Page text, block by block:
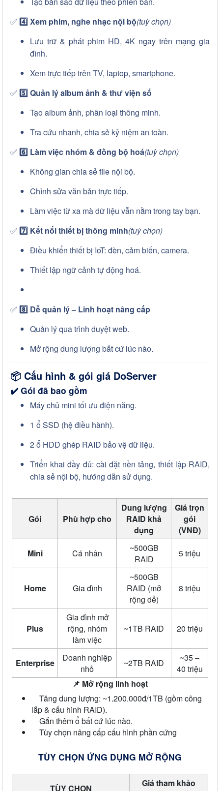
✅ 4️⃣ Xem phim, nghe nhạc nội bộ(tuỳ chọn)
Lưu trữ & phát phim HD, 4K ngay trên mạng gia
đình.
Xem trực tiếp trên TV, laptop, smartphone.
✅ 5️⃣ Quản lý album ảnh & thư viện số
Tạo album ảnh, phân loại thông minh.
Tra cứu nhanh, chia sẻ kỷ niệm an toàn.
✅ 6️⃣ Làm việc nhóm & đồng bộ hoá(tuỳ chọn)
Không gian chia sẻ file nội bộ.
Chỉnh sửa văn bản trực tiếp.
Làm việc từ xa mà dữ liệu vẫn nằm trong tay bạn.
✅ 7️⃣ Kết nối thiết bị thông minh(tuỳ chọn)
Điều khiển thiết bị IoT: đèn, cảm biến, camera.
Thiết lập ngữ cảnh tự động hoá.
✅ 8️⃣ Dễ quản lý – Linh hoạt nâng cấp
Quản lý qua trình duyệt web.
Mở rộng dung lượng bất cứ lúc nào.
📦 Cấu hình & gói giá DoServer
✔️ Gói đã bao gồm
Máy chủ mini tối ưu điện năng.
1 ổ SSD (hệ điều hành).
2 ổ HDD ghép RAID bảo vệ dữ liệu.
Triển khai đầy đủ: cài đặt nền tảng, thiết lập RAID,
chia sẻ nội bộ, hướng dẫn sử dụng.
Gói Phù hợp cho
Dung lượng
RAID khả
dụng
Giá trọn
gói
(VNĐ)
Mini Cá nhân
~500GB
RAID
5 triệu
Home Gia đình
~500GB
RAID (mở
rộng dễ)
8 triệu
Plus
Gia đình mở
rộng, nhóm
làm việc
~1TB RAID 20 triệu
Enterprise
Doanh nghiệp
nhỏ
~2TB RAID
~35 –
40 triệu
📌 Mở rộng linh hoạt
Tăng dung lượng: ~1.200.000đ/1TB (gồm công
lắp & cấu hình RAID).
Gắn thêm ổ bất cứ lúc nào.
Tùy chọn nâng cấp cấu hình phần cứng
TÙY CHỌN ỨNG DỤNG MỞ RỘNG
TÙY CHỌN
Giá tham khảo